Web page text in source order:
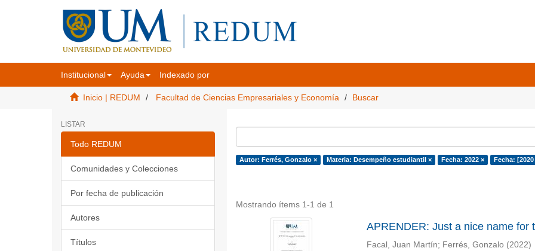
Institucional Ayuda Indexado por
Inicio | REDUM Facultad de Ciencias Empresariales y Economía Buscar
LISTAR
Todo REDUM
Comunidades y Colecciones
Por fecha de publicación
Autores
Títulos
Autor: Ferrés, Gonzalo × Materia: Desempeño estudiantil × Fecha: 2022 × Fecha: [2020
Mostrando ítems 1-1 de 1
APRENDER: Just a nice name for
Facal, Juan Martín; Ferrés, Gonzalo (2022)